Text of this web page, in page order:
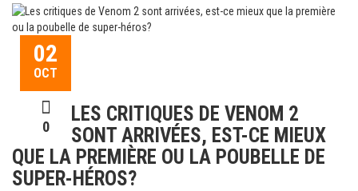
02
OCT
0
LES CRITIQUES DE VENOM 2
SONT ARRIVÉES, EST-CE MIEUX
QUE LA PREMIÈRE OU LA POUBELLE DE
SUPER-HÉROS?